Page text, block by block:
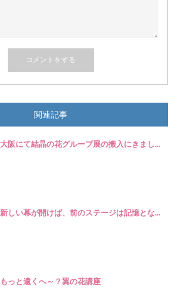
関連記事
大阪にて結晶の花グループ展の搬入にきまし...
新しい幕が開けば、前のステージは記憶とな...
もっと遠くへ～？翼の花講座